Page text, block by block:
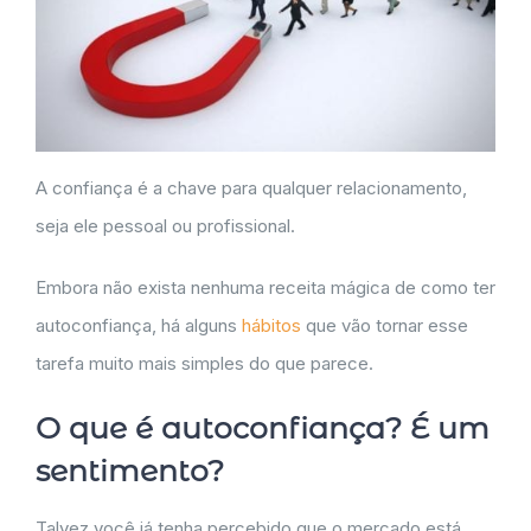
A confiança é a chave para qualquer relacionamento,
seja ele pessoal ou profissional.
Embora não exista nenhuma receita mágica de como ter
autoconfiança, há alguns hábitos que vão tornar esse
tarefa muito mais simples do que parece.
O que é autoconfiança? É um
sentimento?